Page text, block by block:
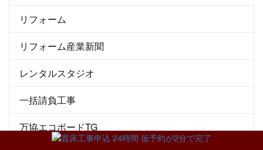
リフォーム
リフォーム産業新聞
レンタルスタジオ
一括請負工事
万協エコボードTG